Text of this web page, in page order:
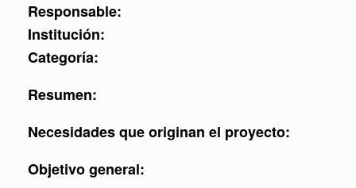
Responsable:
Institución:
Categoría:
Resumen:
Necesidades que originan el proyecto:
Objetivo general: